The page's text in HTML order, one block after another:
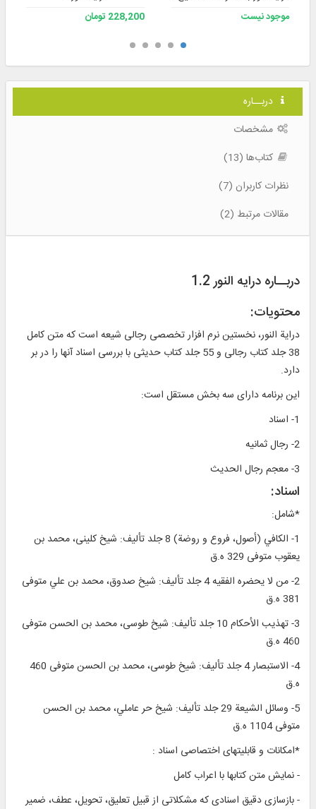
موجود نیست
228,200 تومان
دربــاره
مشخصات
کتاب‌ها (13)
نظرات کاربران (7)
مقالات مرتبط (2)
دربــاره درایه النور 1.2
محتویات:
دراية النور، نخستين نرم ‏افزار تخصصى رجالى شيعه است كه متن كامل
38 جلد كتاب رجالى و 55 جلد كتاب حديثى با بررسى اسناد آنها را در بر
دارد.
اين برنامه داراى سه بخش مستقل است:
1- اسناد
2- رجال ثمانيه‏
3- معجم رجال الحديث‏
اسناد‏:
*شامل:
1- الكافي (أصول، فروع و روضة) 8 جلد تأليف: شيخ كلينى، محمد بن
يعقوب متوفى 329 ه.ق‏
2- من لا يحضره الفقيه 4 جلد تأليف: شيخ صدوق، محمد بن علي متوفى
381 ه.ق‏
3- تهذيب الأحكام 10 جلد تأليف: شيخ طوسى، محمد بن الحسن متوفى
460 ه.ق‏
4- الاستبصار 4 جلد تأليف: شيخ طوسى، محمد بن الحسن متوفى 460
ه.ق‏
5- وسائل الشيعة 29 جلد تأليف: شيخ حر عاملي، محمد بن الحسن
متوفى 1104 ه.ق‏
*امكانات و قابليت‏هاى اختصاصى اسناد :
- نمايش متن كتاب‏ها با اعراب كامل‏
- بازسازى دقيق اسنادى كه مشكلاتى از قبيل تعليق، تحويل، عطف، ضمير